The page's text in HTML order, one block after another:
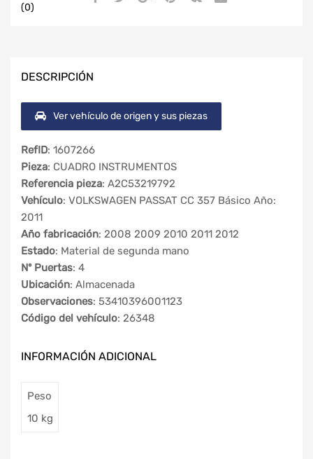
(0)
DESCRIPCIÓN
Ver vehículo de origen y sus piezas
RefID: 1607266
Pieza: CUADRO INSTRUMENTOS
Referencia pieza: A2C53219792
Vehículo: VOLKSWAGEN PASSAT CC 357 Básico Año:
2011
Año fabricación: 2008 2009 2010 2011 2012
Estado: Material de segunda mano
Nº Puertas: 4
Ubicación: Almacenada
Observaciones: 53410396001123
Código del vehículo: 26348
INFORMACIÓN ADICIONAL
Peso
10 kg